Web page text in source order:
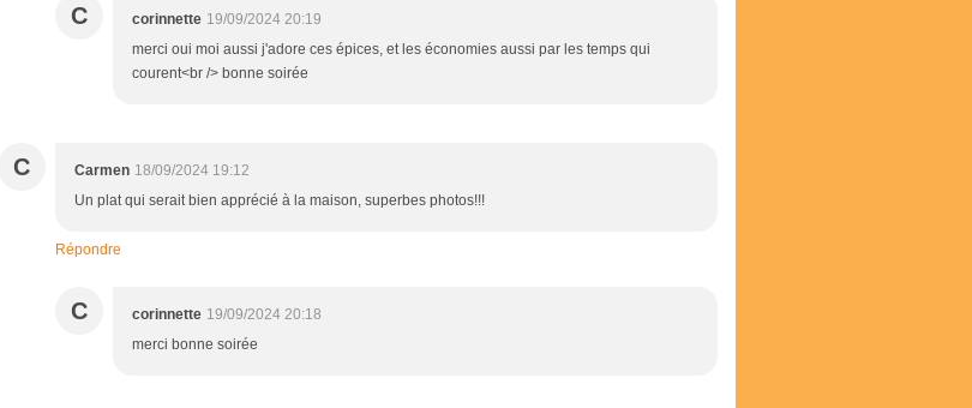
C corinnette 19/09/2024 20:19
merci oui moi aussi j'adore ces épices, et les économies aussi par les temps qui
courent<br /> bonne soirée
C Carmen 18/09/2024 19:12
Un plat qui serait bien apprécié à la maison, superbes photos!!!
Répondre
C corinnette 19/09/2024 20:18
merci bonne soirée